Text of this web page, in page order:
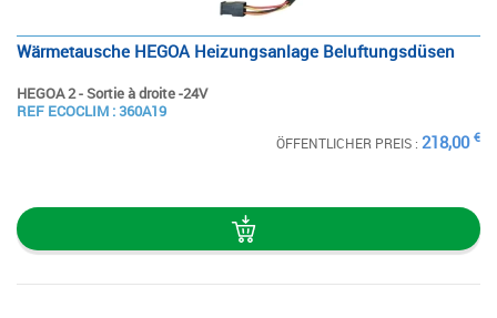
Wärmetausche HEGOA Heizungsanlage Beluftungsdüsen
HEGOA 2 - Sortie à droite -24V
REF ECOCLIM : 360A19
ÖFFENTLICHER PREIS : 218,00 €